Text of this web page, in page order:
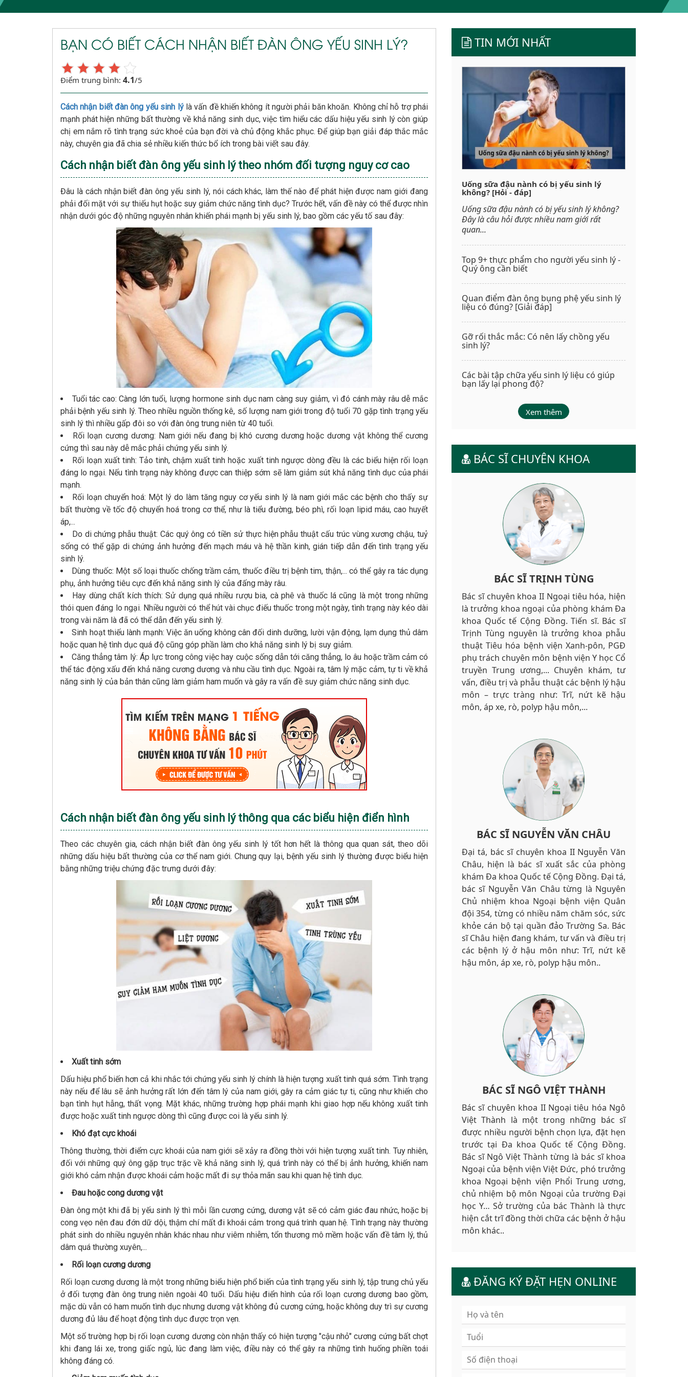
BẠN CÓ BIẾT CÁCH NHẬN BIẾT ĐÀN ÔNG YẾU SINH LÝ?
Điểm trung bình: 4.1/5
Cách nhận biết đàn ông yếu sinh lýlà vấn đề khiến không ít người phải băn khoăn. Không chỉ hỗ trợ phái
mạnh phát hiện những bất thường về khả năng sinh dục, việc tìm hiểu các dấu hiệu yếu sinh lý còn giúp
chị em nắm rõ tình trạng sức khoẻ của bạn đời và chủ động khắc phục. Để giúp bạn giải đáp thắc mắc
này, chuyên gia đã chia sẻ nhiều kiến thức bổ ích trong bài viết sau đây.
Cách nhận biết đàn ông yếu sinh lý theo nhóm đối tượng nguy cơ cao
Đâu là cách nhận biết đàn ông yếu sinh lý, nói cách khác, làm thế nào để phát hiện được nam giới đang
phải đối mặt với sự thiếu hụt hoặc suy giảm chức năng tình dục? Trước hết, vấn đề này có thể được nhìn
nhận dưới góc độ những nguyên nhân khiến phái mạnh bị yếu sinh lý, bao gồm các yếu tố sau đây:
Tuổi tác cao: Càng lớn tuổi, lượng hormone sinh dục nam càng suy giảm, vì đó cánh mày râu dễ mắc
phải bệnh yếu sinh lý. Theo nhiều nguồn thống kê, số lượng nam giới trong độ tuổi 70 gặp tình trạng yếu
sinh lý thì nhiều gấp đôi so với đàn ông trung niên từ 40 tuổi.
Rối loạn cương dương: Nam giới nếu đang bị khó cương dương hoặc dương vật không thể cương
cứng thì sau này dễ mắc phải chứng yếu sinh lý.
Rối loạn xuất tinh: Tảo tinh, chậm xuất tinh hoặc xuất tinh ngược dòng đều là các biểu hiện rối loạn
đáng lo ngại. Nếu tình trạng này không được can thiệp sớm sẽ làm giảm sút khả năng tình dục của phái
mạnh.
Rối loạn chuyển hoá: Một lý do làm tăng nguy cơ yếu sinh lý là nam giới mắc các bệnh cho thấy sự
bất thường về tốc độ chuyển hoá trong cơ thể, như là tiểu đường, béo phì, rối loạn lipid máu, cao huyết
áp,...
Do di chứng phẫu thuật: Các quý ông có tiền sử thực hiện phẫu thuật cấu trúc vùng xương chậu, tuỷ
sống có thể gặp di chứng ảnh hưởng đến mạch máu và hệ thần kinh, gián tiếp dẫn đến tình trạng yếu
sinh lý.
Dùng thuốc: Một số loại thuốc chống trầm cảm, thuốc điều trị bệnh tim, thận,... có thể gây ra tác dụng
phụ, ảnh hưởng tiêu cực đến khả năng sinh lý của đấng mày râu.
Hay dùng chất kích thích: Sử dụng quá nhiều rượu bia, cà phê và thuốc lá cũng là một trong những
thói quen đáng lo ngại. Nhiều người có thể hút vài chục điếu thuốc trong một ngày, tình trạng này kéo dài
trong vài năm là đã có thể dẫn đến yếu sinh lý.
Sinh hoạt thiếu lành mạnh: Việc ăn uống không cân đối dinh dưỡng, lười vận động, lạm dụng thủ dâm
hoặc quan hệ tình dục quá độ cũng góp phần làm cho khả năng sinh lý bị suy giảm.
Căng thẳng tâm lý: Áp lực trong công việc hay cuộc sống dẫn tới căng thẳng, lo âu hoặc trầm cảm có
thể tác động xấu đến khả năng cương dương và nhu cầu tình dục. Ngoài ra, tâm lý mặc cảm, tự ti về khả
năng sinh lý của bản thân cũng làm giảm ham muốn và gây ra vấn đề suy giảm chức năng sinh dục.
Cách nhận biết đàn ông yếu sinh lý thông qua các biểu hiện điển hình
Theo các chuyên gia, cách nhận biết đàn ông yếu sinh lý tốt hơn hết là thông qua quan sát, theo dõi
những dấu hiệu bất thường của cơ thể nam giới. Chung quy lại, bệnh yếu sinh lý thường được biểu hiện
bằng những triệu chứng đặc trưng dưới đây:
Xuất tinh sớm
Dấu hiệu phổ biến hơn cả khi nhắc tới chứng yếu sinh lý chính là hiện tượng xuất tinh quá sớm. Tình trạng
này nếu để lâu sẽ ảnh hưởng rất lớn đến tâm lý của nam giới, gây ra cảm giác tự ti, cũng như khiến cho
bạn tình hụt hẫng, thất vọng. Mặt khác, những trường hợp phái mạnh khi giao hợp nếu không xuất tinh
được hoặc xuất tinh ngược dòng thì cũng được coi là yếu sinh lý.
Khó đạt cực khoái
Thông thường, thời điểm cực khoái của nam giới sẽ xảy ra đồng thời với hiện tượng xuất tinh. Tuy nhiên,
đối với những quý ông gặp trục trặc về khả năng sinh lý, quá trình này có thể bị ảnh hưởng, khiến nam
giới khó cảm nhận được khoái cảm hoặc mất đi sự thỏa mãn sau khi quan hệ tình dục.
Đau hoặc cong dương vật
Đàn ông một khi đã bị yếu sinh lý thì mỗi lần cương cứng, dương vật sẽ có cảm giác đau nhức, hoặc bị
cong vẹo nên đau đớn dữ dội, thậm chí mất đi khoái cảm trong quá trình quan hệ. Tình trạng này thường
phát sinh do nhiều nguyên nhân khác nhau như viêm nhiễm, tổn thương mô mềm hoặc vấn đề tâm lý, thủ
dâm quá thường xuyên,...
Rối loạn cương dương
Rối loạn cương dương là một trong những biểu hiện phổ biến của tình trạng yếu sinh lý, tập trung chủ yếu
ở đối tượng đàn ông trung niên ngoài 40 tuổi. Dấu hiệu điển hình của rối loạn cương dương bao gồm,
mặc dù vẫn có ham muốn tình dục nhưng dương vật không đủ cương cứng, hoặc không duy trì sự cương
dương đủ lâu để hoạt động tình dục được trọn vẹn.
Một số trường hợp bị rối loạn cương dương còn nhận thấy có hiện tượng "cậu nhỏ" cương cứng bất chợt
khi đang lái xe, trong giấc ngủ, lúc đang làm việc, điều này có thể gây ra những tình huống phiền toái
không đáng có.
TIN MỚI NHẤT
Uống sữa đậu nành có bị yếu sinh lý
không? [Hỏi - đáp]
Uống sữa đậu nành có bị yếu sinh lý không?
Đây là câu hỏi được nhiều nam giới rất
quan...
Top 9+ thực phẩm cho người yếu sinh lý -
Quý ông cần biết
Quan điểm đàn ông bụng phệ yếu sinh lý
liệu có đúng? [Giải đáp]
Gỡ rối thắc mắc: Có nên lấy chồng yếu
sinh lý?
Các bài tập chữa yếu sinh lý liệu có giúp
bạn lấy lại phong độ?
Xem thêm
BÁC SĨ CHUYÊN KHOA
BÁC SĨ TRỊNH TÙNG
Bác sĩ chuyên khoa II Ngoại tiêu hóa, hiện
là trưởng khoa ngoại của phòng khám Đa
khoa Quốc tế Cộng Đồng. Tiến sĩ. Bác sĩ
Trịnh Tùng nguyên là trưởng khoa phẫu
thuật Tiêu hóa bệnh viện Xanh-pôn, PGĐ
phụ trách chuyên môn bệnh viện Y học Cổ
truyền Trung ương,... Chuyên khám, tư
vấn, điều trị và phẫu thuật các bệnh lý hậu
môn – trực tràng như: Trĩ, nứt kẽ hậu
môn, áp xe, rò, polyp hậu môn,...
BÁC SĨ NGUYỄN VĂN CHÂU
Đại tá, bác sĩ chuyên khoa II Nguyễn Văn
Châu, hiện là bác sĩ xuất sắc của phòng
khám Đa khoa Quốc tế Cộng Đồng. Đại tá,
bác sĩ Nguyễn Văn Châu từng là Nguyên
Chủ nhiệm khoa Ngoại bệnh viện Quân
đội 354, từng có nhiều năm chăm sóc, sức
khỏe cán bộ tại quần đảo Trường Sa. Bác
sĩ Châu hiện đang khám, tư vấn và điều trị
các bệnh lý ở hậu môn như: Trĩ, nứt kẽ
hậu môn, áp xe, rò, polyp hậu môn..
BÁC SĨ NGÔ VIỆT THÀNH
Bác sĩ chuyên khoa II Ngoại tiêu hóa Ngô
Việt Thành là một trong những bác sĩ
được nhiều người bệnh chọn lựa, đặt hẹn
trước tại Đa khoa Quốc tế Cộng Đồng.
Bác sĩ Ngô Việt Thành từng là bác sĩ khoa
Ngoại của bệnh viện Việt Đức, phó trưởng
khoa Ngoại bệnh viện Phổi Trung ương,
chủ nhiệm bộ môn Ngoại của trường Đại
học Y… Sở trường của bác Thành là thực
hiện cắt trĩ đồng thời chữa các bệnh ở hậu
môn khác..
ĐĂNG KÝ ĐẶT HẸN ONLINE